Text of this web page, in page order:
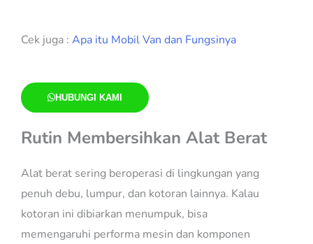
Cek juga : Apa itu Mobil Van dan Fungsinya
HUBUNGI KAMI
Rutin Membersihkan Alat Berat
Alat berat sering beroperasi di lingkungan yang
penuh debu, lumpur, dan kotoran lainnya. Kalau
kotoran ini dibiarkan menumpuk, bisa
memengaruhi performa mesin dan komponen